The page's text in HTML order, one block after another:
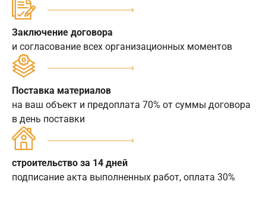
Заключение договора
и согласование всех организационных моментов
Поставка материалов
на ваш объект и предоплата 70% от суммы договора
в день поставки
строительство за 14 дней
подписание акта выполненных работ, оплата 30%